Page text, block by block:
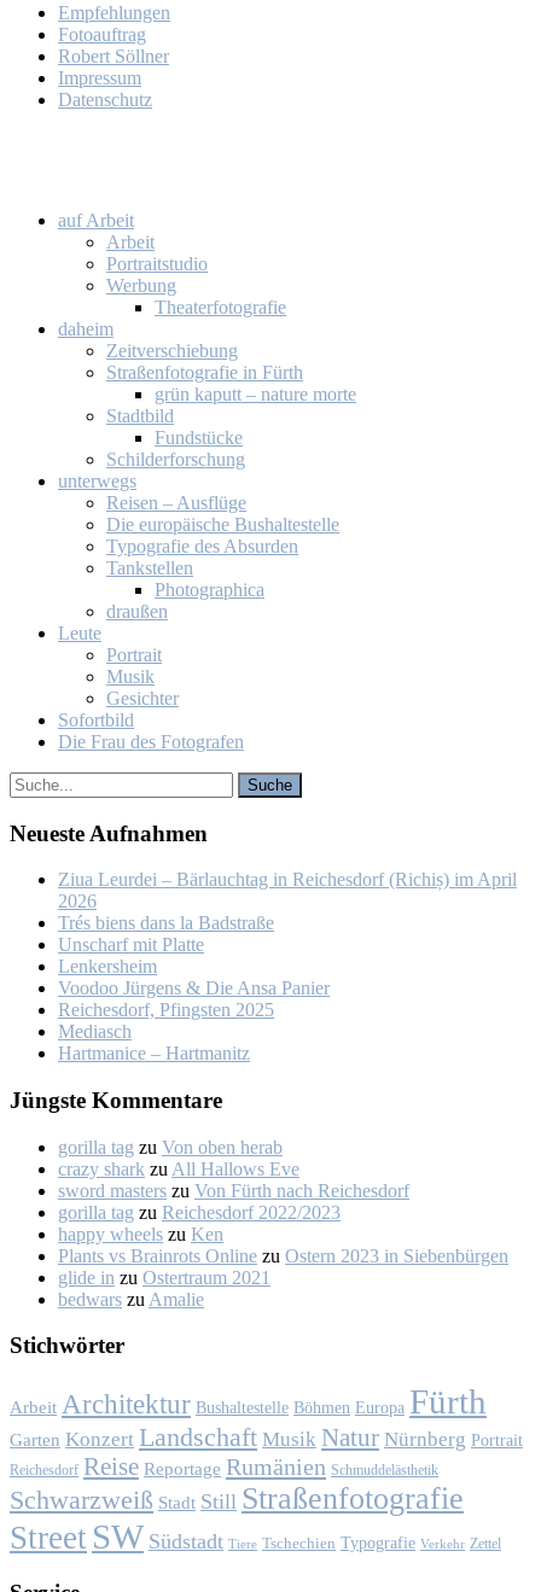
Emp­feh­lun­gen
Fo­to­auf­trag
Ro­bert Söll­ner
Im­pres­sum
Da­ten­schutz
auf Ar­beit
Ar­beit
Por­trait­stu­dio
Wer­bung
Thea­ter­fo­to­gra­fie
da­heim
Zeit­ver­schie­bung
Stra­ßen­fo­to­gra­fie in Fürth
grün ka­putt – na­tu­re mor­te
Stadt­bild
Fund­stü­cke
Schil­der­for­schung
un­ter­wegs
Rei­sen – Aus­flü­ge
Die eu­ro­päi­sche Bus­hal­te­stel­le
Ty­po­gra­fie des Ab­sur­den
Tank­stel­len
Pho­to­gra­phi­ca
drau­ßen
Leu­te
Por­trait
Mu­sik
Ge­sich­ter
So­fort­bild
Die Frau des Fo­to­gra­fen
Neu­es­te Auf­nah­men
Ziua Leur­dei – Bär­lauch­tag in Rei­ches­dorf (Ri­chiș) im April
2026
Trés biens dans la Bad­stra­ße
Un­scharf mit Plat­te
Len­kers­heim
Voo­doo Jür­gens & Die An­sa Pa­nier
Rei­ches­dorf, Pfings­ten 2025
Me­dia­sch
Hart­ma­nice – Hart­ma­nitz
Jüngs­te Kom­men­ta­re
gorilla tag zu Von oben her­ab
crazy shark zu All Hal­lows Eve
sword masters zu Von Fürth nach Rei­ches­dorf
gorilla tag zu Rei­ches­dorf 2022/2023
happy wheels zu Ken
Plants vs Brainrots Online zu Os­tern 2023 in Sie­ben­bür­gen
glide in zu Os­ter­traum 2021
bedwars zu Ama­lie
Stich­wör­ter
Arbeit Architektur Bushaltestelle Böhmen Europa Fürth
Garten Konzert Landschaft Musik Natur Nürnberg Portrait
Reichesdorf Reise Reportage Rumänien Schmuddelästhetik
Schwarzweiß Stadt Still Straßenfotografie
Street SW Südstadt Tiere Tschechien Typografie Verkehr Zettel